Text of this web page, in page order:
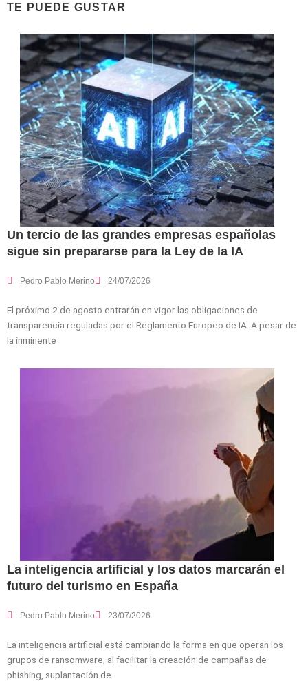
TE PUEDE GUSTAR
Un tercio de las grandes empresas españolas
sigue sin prepararse para la Ley de la IA
Pedro Pablo Merino 24/07/2026
El próximo 2 de agosto entrarán en vigor las obligaciones de
transparencia reguladas por el Reglamento Europeo de IA. A pesar de
la inminente
La inteligencia artificial y los datos marcarán el
futuro del turismo en España
Pedro Pablo Merino 23/07/2026
La inteligencia artificial está cambiando la forma en que operan los
grupos de ransomware, al facilitar la creación de campañas de
phishing, suplantación de